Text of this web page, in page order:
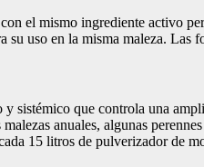
el mismo ingrediente activo
uso en la misma maleza.
sistémico que controla una
anuales, algunas
15 litros de pulverizador de